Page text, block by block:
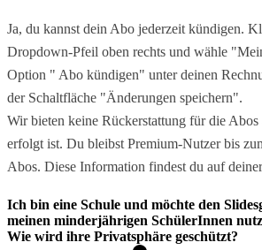
Ja, du kannst dein Abo jederzeit kündigen.
Dropdown-Pfeil oben rechts und wähle
Option " Abo kündigen" unter deinen
der Schaltfläche "Änderungen speichern".
Wir bieten keine Rückerstattung für die
erfolgt ist. Du bleibst Premium-Nutzer bis
Abos. Diese Information findest du auf
Ich bin eine Schule und möchte den
meinen minderjährigen SchülerInnen
Wie wird ihre Privatsphäre geschützt?